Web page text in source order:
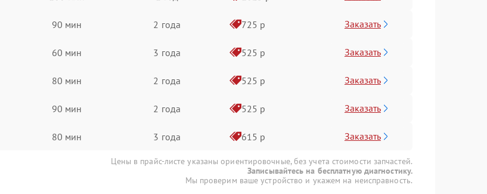
90 мин 2 года 725 р Заказать
60 мин 3 года 525 р Заказать
80 мин 2 года 525 р Заказать
90 мин 2 года 525 р Заказать
80 мин 3 года 615 р Заказать
Цены в прайс-листе указаны ориентировочные, без учета стоимости запчастей.
Записывайтесь на бесплатную диагностику.
Мы проверим ваше устройство и укажем на неисправность.